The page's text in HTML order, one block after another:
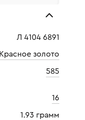
Л 4104 6891
Красное золото
585
16
1.93 грамм